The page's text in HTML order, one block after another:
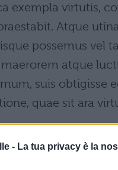
- La tua privacy è la
exempla virtutis,
Atque
possemus vel
atque
suis obtigisse
quae sit ara